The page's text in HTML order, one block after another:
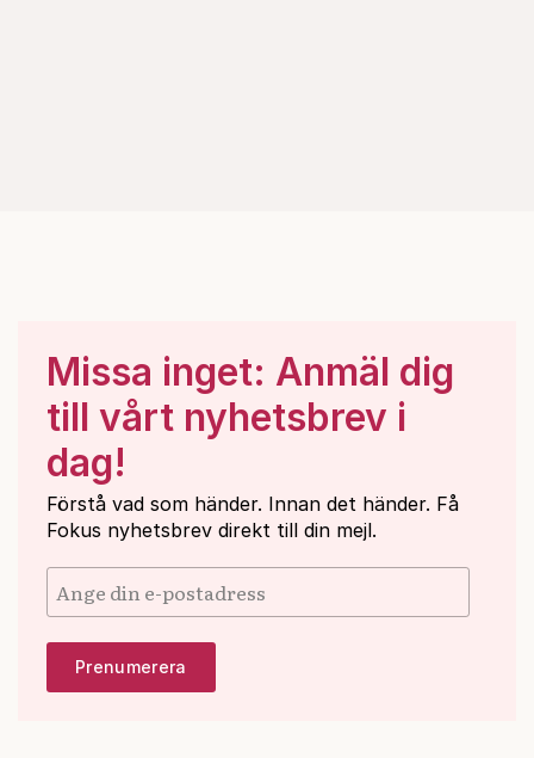
Missa inget: Anmäl dig
till vårt nyhetsbrev i
dag!
Förstå vad som händer. Innan det händer. Få
Fokus nyhetsbrev direkt till din mejl.